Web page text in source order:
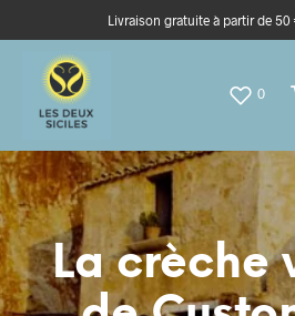
Livraison gratuite à partir de
0
La crèche